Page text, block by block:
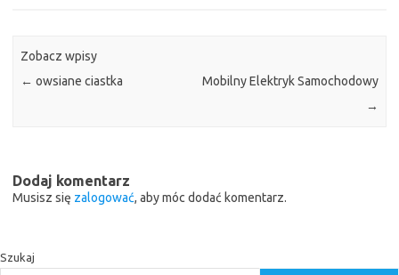
Zobacz wpisy
← owsiane ciastka
Mobilny Elektryk Samochodowy
→
Dodaj komentarz
Musisz się zalogować, aby móc dodać komentarz.
Szukaj